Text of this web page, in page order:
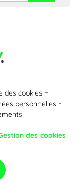
des cookies
personnelles
des cookies